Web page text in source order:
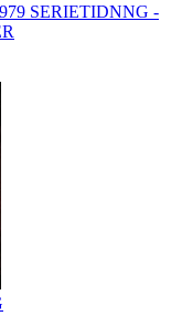
SERIETIDNNG -